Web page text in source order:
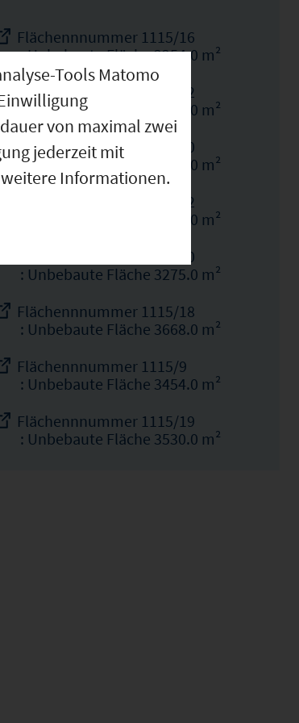
Flächennnummer 1115/16
: Unbebaute Fläche 2254.0 m²
Flächennnummer 1115/12
: Unbebaute Fläche 2268.0 m²
Flächennnummer 1115/20
: Unbebaute Fläche 2350.0 m²
Flächennnummer 1115/22
: Unbebaute Fläche 3202.0 m²
Flächennnummer 1115/10
: Unbebaute Fläche 3275.0 m²
Flächennnummer 1115/18
: Unbebaute Fläche 3668.0 m²
Flächennnummer 1115/9
: Unbebaute Fläche 3454.0 m²
Flächennnummer 1115/19
: Unbebaute Fläche 3530.0 m²
Tools Matomo
von maximal zwei
jederzeit mit
Informationen.